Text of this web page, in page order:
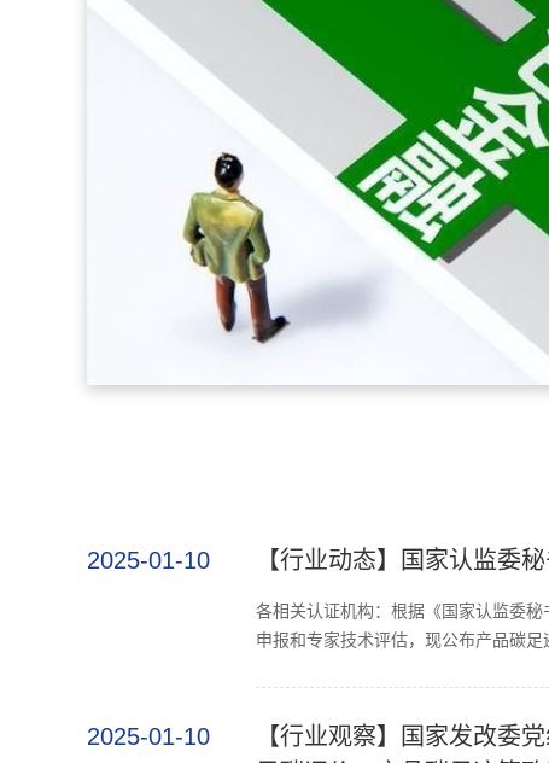
2025-01-10 【行业动态】国家认监委
各相关认证机构：根据《国家认监委
申报和专家技术评估，现公布产品碳足
2025-01-10
【行业观察】国家发改委